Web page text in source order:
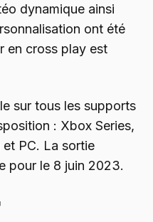
dynamique ainsi
ont été
en cross play est
sur tous les supports
: Xbox Series,
et PC. La sortie
pour le 8 juin 2023.